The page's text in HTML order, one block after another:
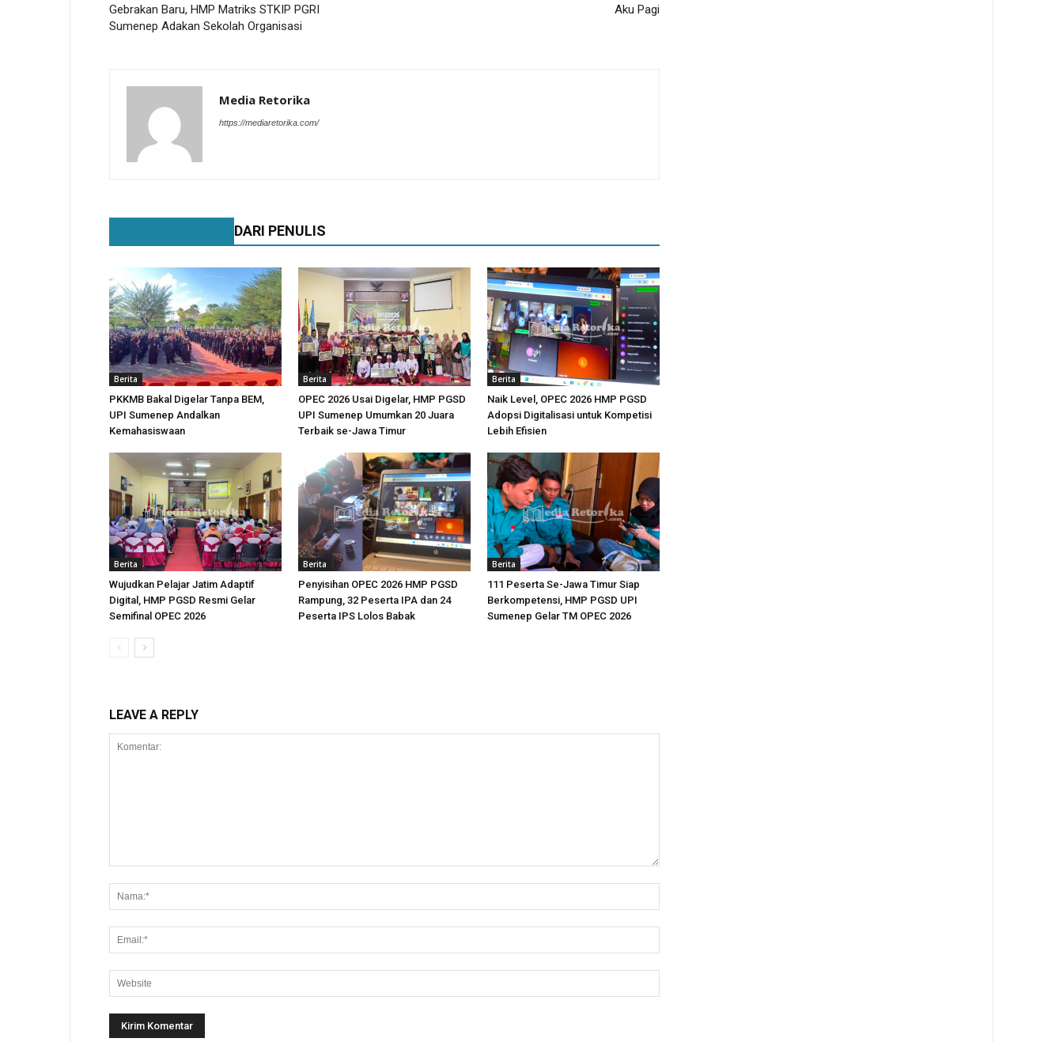
Gebrakan Baru, HMP Matriks STKIP PGRI
Sumenep Adakan Sekolah Organisasi
Aku Pagi
Media Retorika
https://mediaretorika.com/
DARI PENULIS
Berita
PKKMB Bakal Digelar Tanpa BEM,
UPI Sumenep Andalkan
Kemahasiswaan
Berita
OPEC 2026 Usai Digelar, HMP PGSD
UPI Sumenep Umumkan 20 Juara
Terbaik se-Jawa Timur
Berita
Naik Level, OPEC 2026 HMP PGSD
Adopsi Digitalisasi untuk Kompetisi
Lebih Efisien
Berita
Wujudkan Pelajar Jatim Adaptif
Digital, HMP PGSD Resmi Gelar
Semifinal OPEC 2026
Berita
Penyisihan OPEC 2026 HMP PGSD
Rampung, 32 Peserta IPA dan 24
Peserta IPS Lolos Babak
Berita
111 Peserta Se-Jawa Timur Siap
Berkompetensi, HMP PGSD UPI
Sumenep Gelar TM OPEC 2026
LEAVE A REPLY